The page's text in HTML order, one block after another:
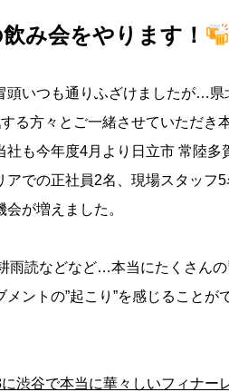
み会をやります！
頭いつも通りふざけましたが…県
る方々とご一緒させていただき
も今年度4月より日立市 常陸多
での正社員2名、現場スタッフ
が増えました。
雨読などなど…本当にたくさん
ントの”起こり”を感じることが
渋谷で本当に華々しいフィナー